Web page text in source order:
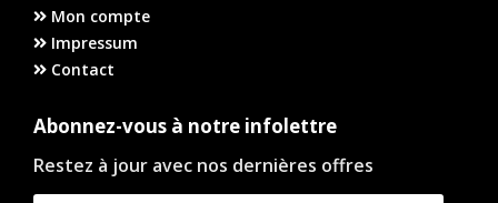
Mon compte
Impressum
Contact
Abonnez-vous à notre infolettre
Restez à jour avec nos dernières offres